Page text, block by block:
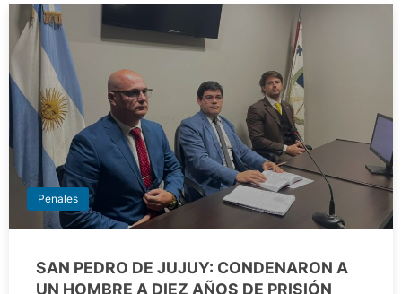
Penales
SAN PEDRO DE JUJUY: CONDENARON A
UN HOMBRE A DIEZ AÑOS DE PRISIÓN